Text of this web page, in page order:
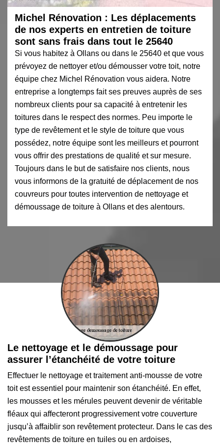
Michel Rénovation : Les déplacements
de nos experts en entretien de toiture
sont sans frais dans tout le 25640
Si vous habitez à Ollans ou dans le 25640 et que vous
prévoyez de nettoyer et/ou démousser votre toit, notre
équipe chez Michel Rénovation vous aidera. Notre
entreprise a longtemps fait ses preuves auprès de ses
nombreux clients pour sa capacité à entretenir les
toitures dans le respect des normes. Peu importe le
type de revêtement et le style de toiture que vous
possédez, notre équipe sont les meilleurs et pourront
vous offrir des prestations de qualité et sur mesure.
Toujours dans le but de satisfaire nos clients, nous
vous informons de la gratuité de déplacement de nos
couvreurs pour toutes intervention de nettoyage et
démoussage de toiture à Ollans et des alentours.
Le nettoyage et le démoussage pour
assurer l’étanchéité de votre toiture
Effectuer le nettoyage et traitement anti-mousse de votre
toit est essentiel pour maintenir son étanchéité. En effet,
les mousses et les mérules peuvent devenir de véritable
fléaux qui affecteront progressivement votre couverture
jusqu’à affaiblir son revêtement protecteur. Dans le cas des
revêtements de toiture en tuiles ou en ardoises,